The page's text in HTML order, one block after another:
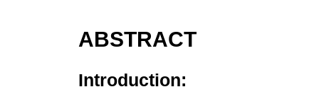
ABSTRACT
Introduction: